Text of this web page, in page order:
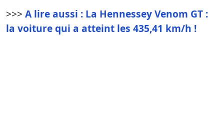
>>> A lire aussi : La Hennessey Venom GT :
la voiture qui a atteint les 435,41 km/h !